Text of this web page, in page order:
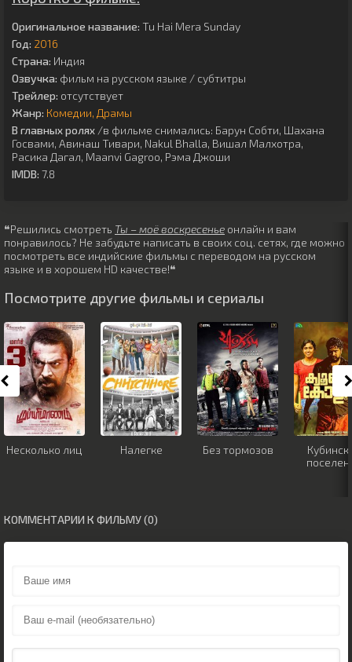
Оригинальное название: Tu Hai Mera Sunday
Год: 2016
Страна: Индия
Озвучка: фильм на русском языке / субтитры
Трейлер: отсутствует
Жанр: Комедии Драмы
В главных ролях /в фильме снимались: Барун Собти, Шахана
Госвами, Авинаш Тивари, Nakul Bhalla, Вишал Малхотра,
Расика Дагал, Maanvi Gagroo, Рэма Джоши
IMDB: 7.8
❝Решились смотреть Ты – моё воскресенье онлайн и вам
понравилось? Не забудьте написать в своих соц. сетях, где можно
посмотреть все индийские фильмы с переводом на русском
языке и в хорошем HD качестве!❝
Посмотрите другие фильмы и сериалы
Несколько лиц Налегке Без тормозов
КОММЕНТАРИИ К ФИЛЬМУ (0)